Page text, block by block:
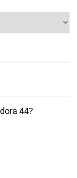
44?